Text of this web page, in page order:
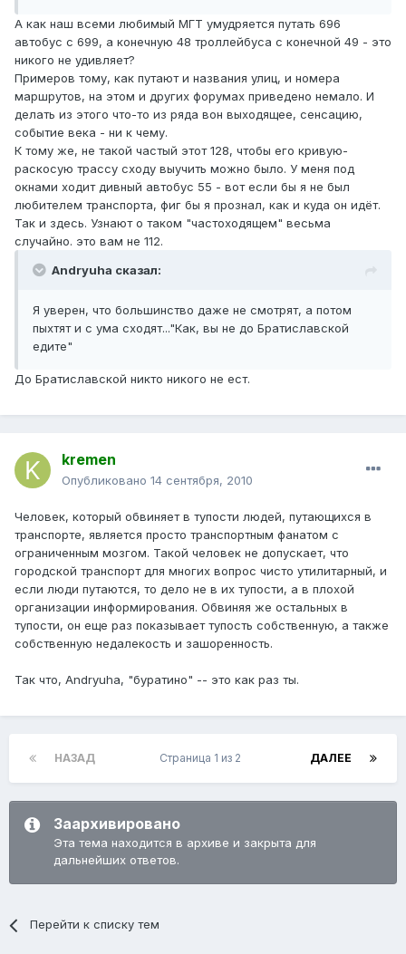
А как наш всеми любимый МГТ умудряется путать 696
автобус с 699, а конечную 48 троллейбуса с конечной 49 - это
никого не удивляет?
Примеров тому, как путают и названия улиц, и номера
маршрутов, на этом и других форумах приведено немало. И
делать из этого что-то из ряда вон выходящее, сенсацию,
событие века - ни к чему.
К тому же, не такой частый этот 128, чтобы его кривую-
раскосую трассу сходу выучить можно было. У меня под
окнами ходит дивный автобус 55 - вот если бы я не был
любителем транспорта, фиг бы я прознал, как и куда он идёт.
Так и здесь. Узнают о таком "частоходящем" весьма
случайно. это вам не 112.
Andryuha сказал:
Я уверен, что большинство даже не смотрят, а потом
пыхтят и с ума сходят..."Как, вы не до Братиславской
едите"
До Братиславской никто никого не ест.
kremen
Опубликовано 14 сентября, 2010
Человек, который обвиняет в тупости людей, путающихся в
транспорте, является просто транспортным фанатом с
ограниченным мозгом. Такой человек не допускает, что
городской транспорт для многих вопрос чисто утилитарный, и
если люди путаются, то дело не в их тупости, а в плохой
организации информирования. Обвиняя же остальных в
тупости, он еще раз показывает тупость собственную, а также
собственную недалекость и зашоренность.
Так что, Andryuha, "буратино" -- это как раз ты.
НАЗАД ДАЛЕЕ
Страница 1 из 2
Заархивировано
Эта тема находится в архиве и закрыта для
дальнейших ответов.
Перейти к списку тем